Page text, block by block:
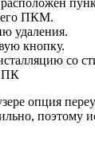
ПКМ.
удаления.
кнопку.
со
ПК
опция
поэтому